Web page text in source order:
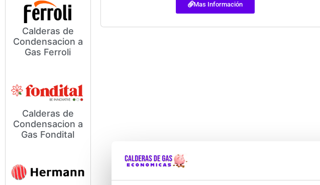
Calderas de
Condensacion a
Gas Ferroli
Modelos y Precios de
Calderas de Condensación a
Calderas de
Condensacion a
Gas Fondital
Modelos y Precios de
Calderas de Condensacion a
Mas Información